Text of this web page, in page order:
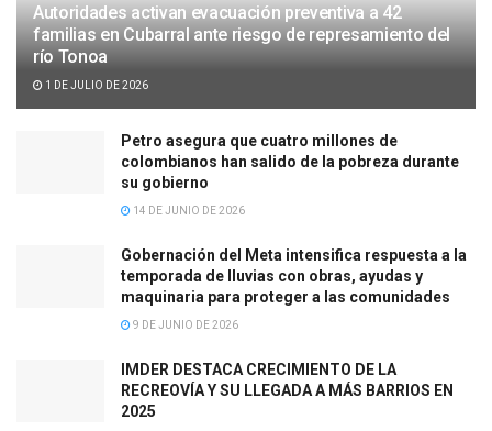
Autoridades activan evacuación preventiva a 42
familias en Cubarral ante riesgo de represamiento del
río Tonoa
1 DE JULIO DE 2026
Petro asegura que cuatro millones de
colombianos han salido de la pobreza durante
su gobierno
14 DE JUNIO DE 2026
Gobernación del Meta intensifica respuesta a la
temporada de lluvias con obras, ayudas y
maquinaria para proteger a las comunidades
9 DE JUNIO DE 2026
IMDER DESTACA CRECIMIENTO DE LA
RECREOVÍA Y SU LLEGADA A MÁS BARRIOS EN
2025